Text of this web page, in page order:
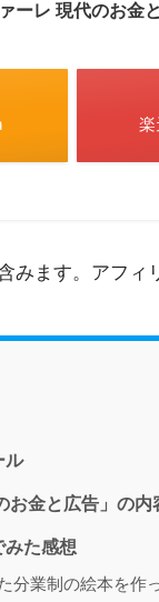
ーレ 現代のお金
みます。アフィ
ル
お金と広告」の内
みた感想
分業制の絵本を作